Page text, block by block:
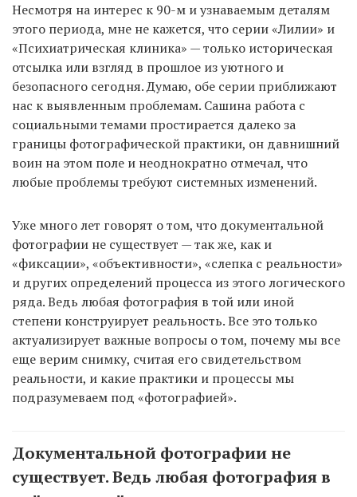
Несмотря на интерес к 90-м и узнаваемым деталям
этого периода, мне не кажется, что серии «Лилии» и
«Психиатрическая клиника» — только историческая
отсылка или взгляд в прошлое из уютного и
безопасного сегодня. Думаю, обе серии приближают
нас к выявленным проблемам. Сашина работа с
социальными темами простирается далеко за
границы фотографической практики, он давнишний
воин на этом поле и неоднократно отмечал, что
любые проблемы требуют системных изменений.
Уже много лет говорят о том, что документальной
фотографии не существует — так же, как и
«фиксации», «объективности», «слепка с реальности»
и других определений процесса из этого логического
ряда. Ведь любая фотография в той или иной
степени конструирует реальность. Все это только
актуализирует важные вопросы о том, почему мы все
еще верим снимку, считая его свидетельством
реальности, и какие практики и процессы мы
подразумеваем под «фотографией».
Документальной фотографии не
существует. Ведь любая фотография в